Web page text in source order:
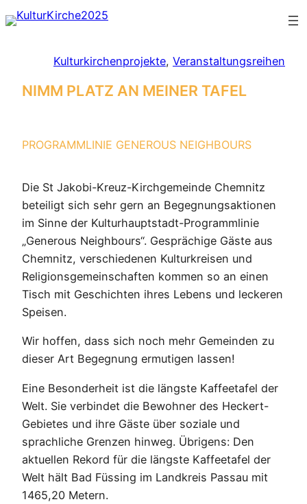
Zum
Kulturkirchenprojekte, Veranstaltungsreihen
NIMM PLATZ AN MEINER TAFEL
PROGRAMMLINIE GENEROUS NEIGHBOURS
Die St Jakobi-Kreuz-Kirchgemeinde Chemnitz
beteiligt sich sehr gern an Begegnungsaktionen
im Sinne der Kulturhauptstadt-Programmlinie
„Generous Neighbours“. Gesprächige Gäste aus
Chemnitz, verschiedenen Kulturkreisen und
Religionsgemeinschaften kommen so an einen
Tisch mit Geschichten ihres Lebens und leckeren
Speisen.
Wir hoffen, dass sich noch mehr Gemeinden zu
dieser Art Begegnung ermutigen lassen!
Eine Besonderheit ist die längste Kaffeetafel der
Welt. Sie verbindet die Bewohner des Heckert-
Gebietes und ihre Gäste über soziale und
sprachliche Grenzen hinweg. Übrigens: Den
aktuellen Rekord für die längste Kaffeetafel der
Welt hält Bad Füssing im Landkreis Passau mit
1465,20 Metern.